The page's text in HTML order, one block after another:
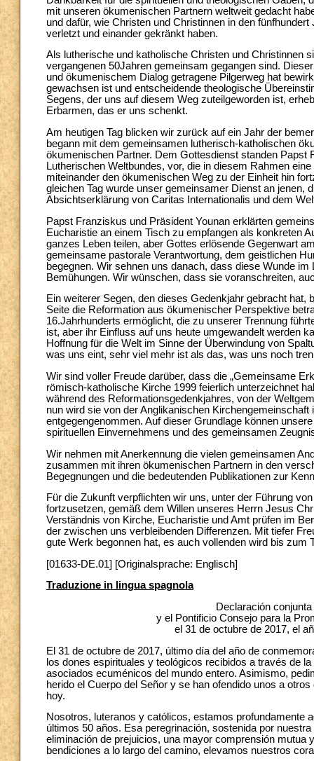
mit unseren ökumenischen Partnern weltweit gedacht
und dafür, wie Christen und Christinnen in den
verletzt und einander gekränkt haben.
Als lutherische und katholische Christen und Christinnen
vergangenen 50Jahren gemeinsam gegangen sind.
und ökumenischem Dialog getragene Pilgerweg hat
gewachsen ist und entscheidende theologische
Segens, der uns auf diesem Weg zuteilgeworden ist,
Erbarmen, das er uns schenkt.
Am heutigen Tag blicken wir zurück auf ein Jahr der
begann mit dem gemeinsamen lutherisch-katholischen
ökumenischen Partner. Dem Gottesdienst standen
Lutherischen Weltbundes, vor, die in diesem Rahmen
miteinander den ökumenischen Weg zu der Einheit hin
gleichen Tag wurde unser gemeinsamer Dienst an jenen,
Absichtserklärung von Caritas Internationalis und dem
Papst Franziskus und Präsident Younan erklärten
Eucharistie an einem Tisch zu empfangen als konkreten
ganzes Leben teilen, aber Gottes erlösende Gegenwart
gemeinsame pastorale Verantwortung, dem geistlichen
begegnen. Wir sehnen uns danach, dass diese Wunde
Bemühungen. Wir wünschen, dass sie voranschreiten,
Ein weiterer Segen, den dieses Gedenkjahr gebracht
Seite die Reformation aus ökumenischer Perspektive
16.Jahrhunderts ermöglicht, die zu unserer Trennung
ist, aber ihr Einfluss auf uns heute umgewandelt werden
Hoffnung für die Welt im Sinne der Überwindung von
was uns eint, sehr viel mehr ist als das, was uns noch
Wir sind voller Freude darüber, dass die „Gemeinsame
römisch-katholische Kirche 1999 feierlich unterzeichnet
während des Reformationsgedenkjahres, von der
nun wird sie von der Anglikanischen
entgegengenommen. Auf dieser Grundlage können
spirituellen Einvernehmens und des gemeinsamen
Wir nehmen mit Anerkennung die vielen gemeinsamen
zusammen mit ihren ökumenischen Partnern in den
Begegnungen und die bedeutenden Publikationen zur
Für die Zukunft verpflichten wir uns, unter der Führung
fortzusetzen, gemäß dem Willen unseres Herrn Jesus
Verständnis von Kirche, Eucharistie und Amt prüfen im
der zwischen uns verbleibenden Differenzen. Mit tiefer
gute Werk begonnen hat, es auch vollenden wird bis zum
[01633-DE.01] [Originalsprache: Englisch]
Traduzione in lingua spagnola
Declaración
y el Pontificio Consejo para la
el 31 de octubre de 2017, el
El 31 de octubre de 2017, último día del año de
los dones espirituales y teológicos recibidos a través de
asociados ecuménicos del mundo entero. Asimismo,
herido el Cuerpo del Señor y se han ofendido unos a
hoy.
Nosotros, luteranos y católicos, estamos profundamente
últimos 50 años. Esa peregrinación, sostenida por
eliminación de prejuicios, una mayor comprensión
bendiciones a lo largo del camino, elevamos nuestros